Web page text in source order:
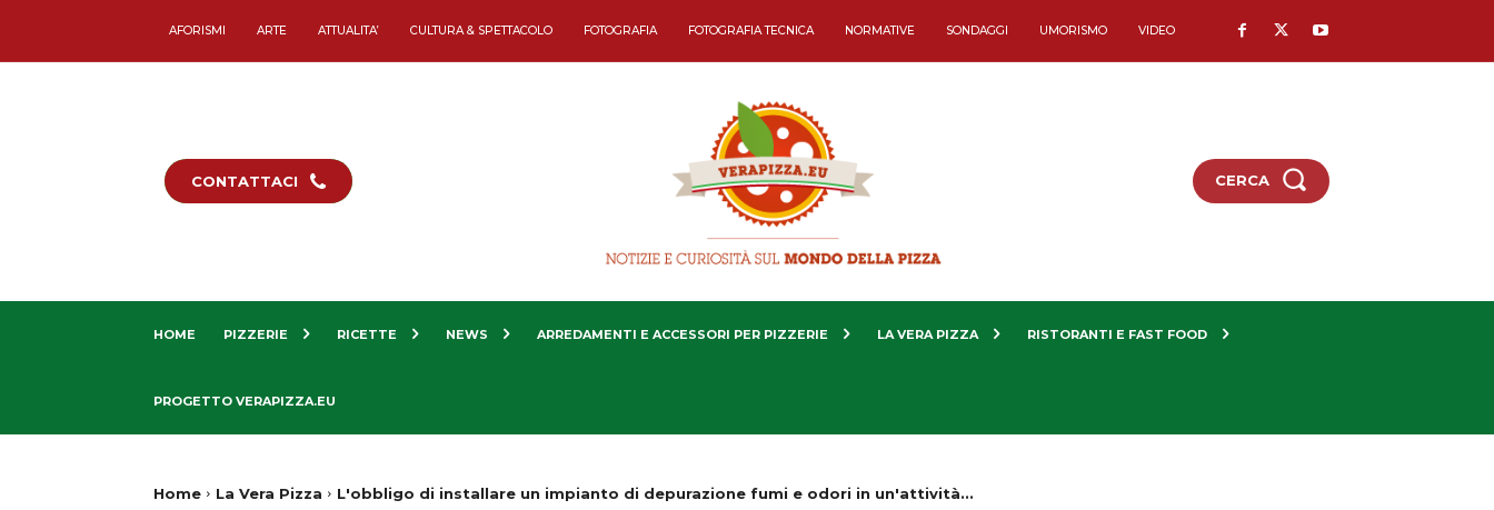
AFORISMI ARTE ATTUALITA’ CULTURA & SPETTACOLO FOTOGRAFIA FOTOGRAFIA TECNICA NORMATIVE SONDAGGI UMORISMO VIDEO
CONTATTACI CERCA
HOME PIZZERIE RICETTE NEWS ARREDAMENTI E ACCESSORI PER PIZZERIE LA VERA PIZZA RISTORANTI E FAST FOOD
PROGETTO VERAPIZZA.EU
Home La Vera Pizza L'obbligo di installare un impianto di depurazione fumi e odori in un'attività...